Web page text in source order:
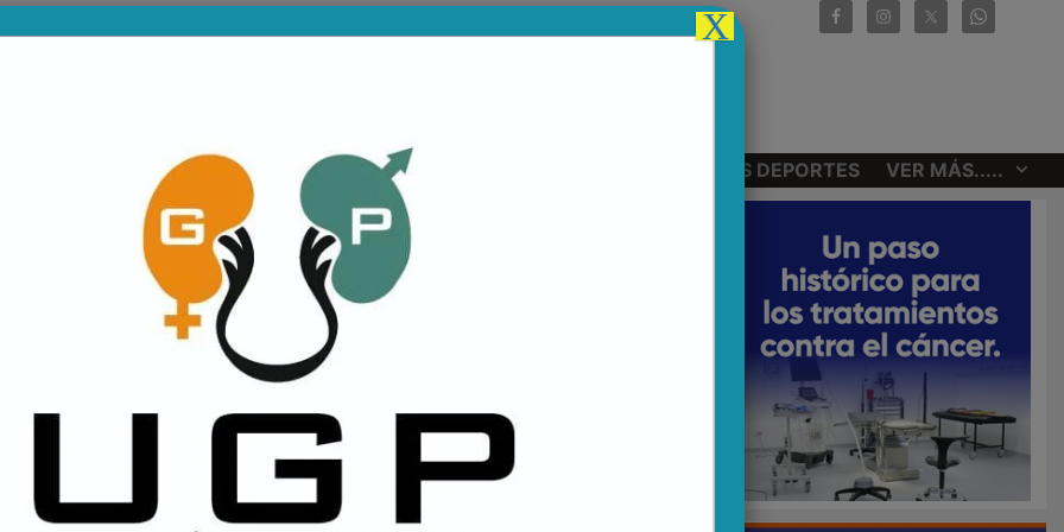
PROVINCIALES DIVISIONES INFERIORES OTROS DEPORTES VER MÁS.....
DEL TRIBUNAL
DANIEL "CHICHILO"
REEMPLAZANTE DE
ALMADA EN FERRO DE
ALVEAR
22 de julio de 2026
X